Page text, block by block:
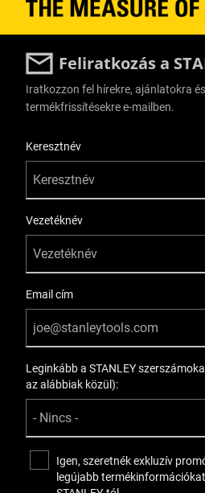
Feliratkozás a
Iratkozzon fel hírekre, ajánlatokra
termékfrissítésekre e-mailben.
Keresztnév
Vezetéknév
Email cím
Leginkább a STANLEY
az alábbiak közül):
Igen, szeretnék exkluzív
legújabb